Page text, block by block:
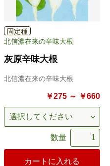
固定種
北信濃在来の辛味大根
灰原辛味大根
北信濃在来の辛味大根
￥275 ～ ￥660
数量
カートに入れる